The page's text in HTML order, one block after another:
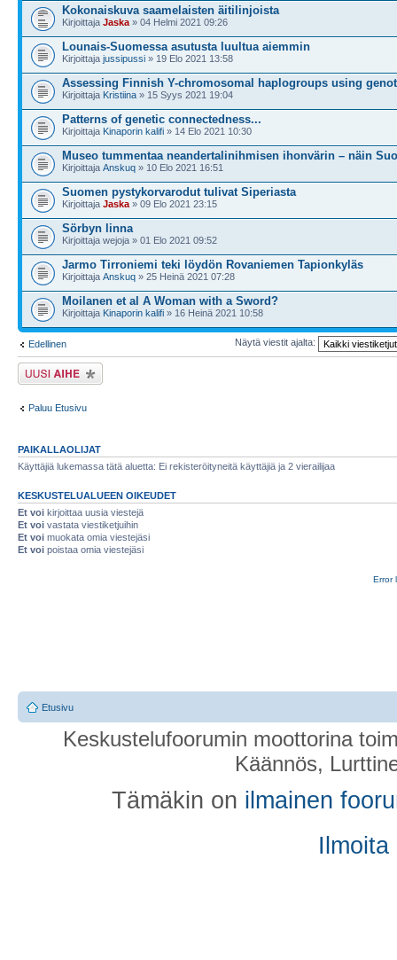
Kokonaiskuva saamelaisten äitilinjoista
Kirjoittaja Jaska » 04 Helmi 2021 09:26
Lounais-Suomessa asutusta luultua aiemmin
Kirjoittaja jussipussi » 19 Elo 2021 13:58
Assessing Finnish Y-chromosomal haplogroups using
Kirjoittaja Kristiina » 15 Syys 2021 19:04
Patterns of genetic connectedness...
Kirjoittaja Kinaporin kalifi » 14 Elo 2021 10:30
Museo tummentaa neandertalinihmisen ihonvärin – näin
Kirjoittaja Anskuq » 10 Elo 2021 16:51
Suomen pystykorvarodut tulivat Siperiasta
Kirjoittaja Jaska » 09 Elo 2021 23:15
Sörbyn linna
Kirjoittaja wejoja » 01 Elo 2021 09:52
Jarmo Tir­ro­nie­mi teki löydön Ro­va­nie­men Ta­pion­ky­läs
Kirjoittaja Anskuq » 25 Heinä 2021 07:28
Moilanen et al A Woman with a Sword?
Kirjoittaja Kinaporin kalifi » 16 Heinä 2021 10:58
Edellinen Näytä viestit ajalta:
Lähetä uusi viesti
Paluu Etusivu
PAIKALLAOLIJAT
Käyttäjiä lukemassa tätä aluetta: Ei rekisteröityneitä käyttäjiä ja 2 vierailijaa
KESKUSTELUALUEEN OIKEUDET
Et voi kirjoittaa uusia viestejä
Et voi vastata viestiketjuihin
Et voi muokata omia viestejäsi
Et voi poistaa omia viestejäsi
Error
Etusivu
Keskustelufoorumin moottorina
Käännös,
Tämäkin on ilmainen